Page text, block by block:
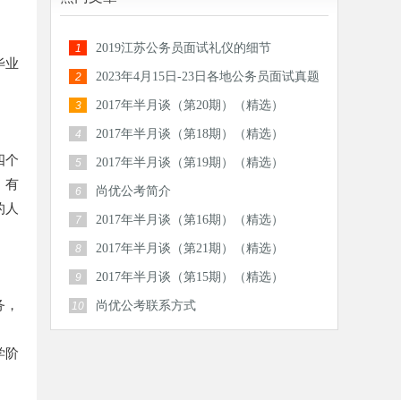
业
个
有
人
阶
1 2019江苏公务员面试礼仪的细节
2
2023年4月15日-23日各地公务员面试真题
汇总
3 2017年半月谈（第20期）（精选）
4 2017年半月谈（第18期）（精选）
5 2017年半月谈（第19期）（精选）
6 尚优公考简介
7 2017年半月谈（第16期）（精选）
8 2017年半月谈（第21期）（精选）
9 2017年半月谈（第15期）（精选）
10 尚优公考联系方式